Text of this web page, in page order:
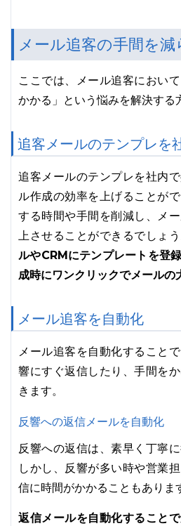
メール追客の手間を減
ここでは、メール追客におい
かかる」という悩みを解決する
追客メールのテンプレを
追客メールのテンプレを社内
ル作成の効率を上げることが
する時間や手間を削減し、メ
上させることができるでしょう
ルやCRMにテンプレートを登
成時にワンクリックでメールの
メール追客を自動化
メール追客を自動化すること
響にすぐ返信したり、手間を
きます。
反響への返信メールを自動化
反響への返信は、素早く丁寧
しかし、反響が多い時や営業
信に時間がかかることもありま
返信メールを自動化すること